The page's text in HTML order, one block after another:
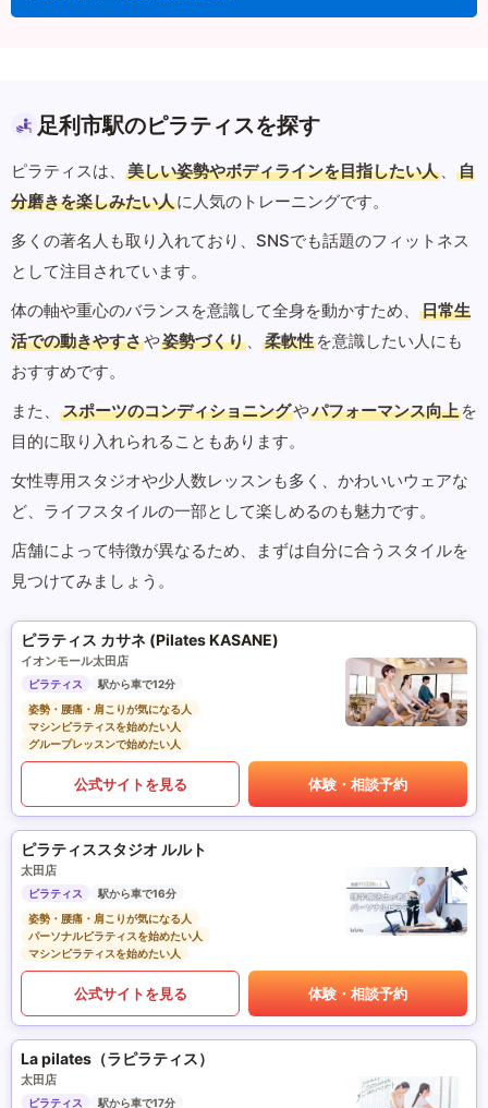
足利市駅のピラティスを探す
ピラティスは、 美しい姿勢やボディラインを目指したい人 、
自
分磨きを楽しみたい人に人気のトレーニングです。
多くの著名人も取り入れており、SNSでも話題のフィットネス
として注目されています。
体の軸や重心のバランスを意識して全身を動かすため、
日常生
活での動きやすさや姿勢づくり 、 柔軟性 を意識したい人にも
おすすめです。
また、
スポーツのコンディショニングやパフォーマンス向上 を
目的に取り入れられることもあります。
女性専用スタジオや少人数レッスンも多く、かわいいウェアな
ど、ライフスタイルの一部として楽しめるのも魅力です。
店舗によって特徴が異なるため、まずは自分に合うスタイルを
見つけてみましょう。
ピラティス カサネ (Pilates KASANE)
イオンモール太田店
ピラティス
駅から車で12分
姿勢・腰痛・肩こりが気になる人
マシンピラティスを始めたい人
グループレッスンで始めたい人
公式サイトを見る 体験・相談予約
ピラティススタジオ ルルト
太田店
ピラティス
駅から車で16分
姿勢・腰痛・肩こりが気になる人
パーソナルピラティスを始めたい人
マシンピラティスを始めたい人
公式サイトを見る 体験・相談予約
La pilates（ラピラティス）
太田店
ピラティス
駅から車で17分